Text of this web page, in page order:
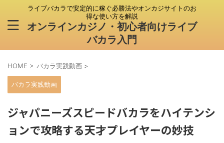
ライブバカラで安定的に稼ぐ必勝法やオンカジサイトのお
得な使い方を解説
オンラインカジノ・初心者向けライブ
バカラ入門
HOME > バカラ実践動画 >
バカラ実践動画
ジャパニーズスピードバカラをハイテンシ
ョンで攻略する天才プレイヤーの妙技